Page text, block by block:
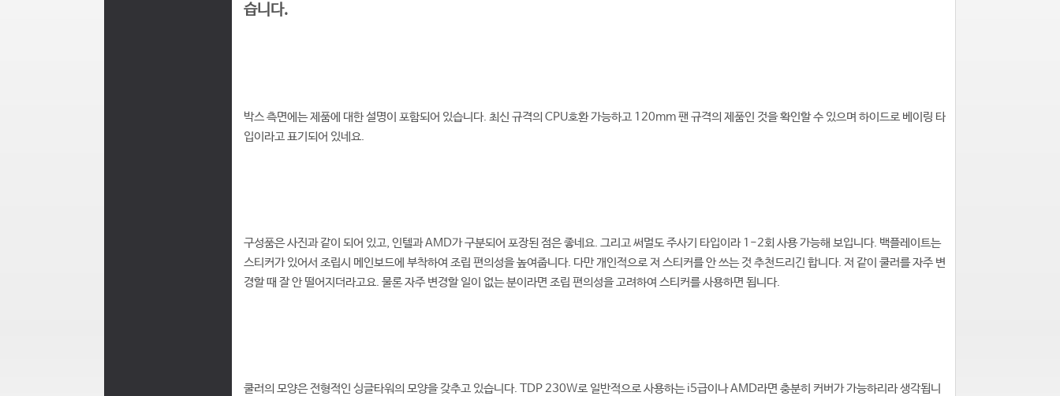
습니다.
박스 측면에는 제품에 대한 설명이 포함되어 있습니다. 최신 규격의 CPU호환 가능하고 120mm 팬 규격의 제품인 것을 확인할 수 있으며 하이드로 베이링 타
입이라고 표기되어 있네요.
구성품은 사진과 같이 되어 있고, 인텔과 AMD가 구분되어 포장된 점은 좋네요. 그리고 써멀도 주사기 타입이라 1-2회 사용 가능해 보입니다. 백플레이트는
스티커가 있어서 조립시 메인보드에 부착하여 조립 편의성을 높여줍니다. 다만 개인적으로 저 스티커를 안 쓰는 것 추천드리긴 합니다. 저 같이 쿨러를 자주 변
경할 때 잘 안 떨어지더라고요. 물론 자주 변경할 일이 없는 분이라면 조립 편의성을 고려하여 스티커를 사용하면 됩니다.
쿨러의 모양은 전형적인 싱글타워의 모양을 갖추고 있습니다. TDP 230W로 일반적으로 사용하는 i5급이나 AMD라면 충분히 커버가 가능하리라 생각됩니